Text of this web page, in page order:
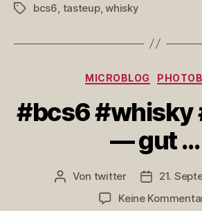
Schlagwörter
bcs6 tasteup,whisky
MICROBLOG
#bcs6 #whisky
— gut …
Beitragsautor
Von twitter
21.
Keine